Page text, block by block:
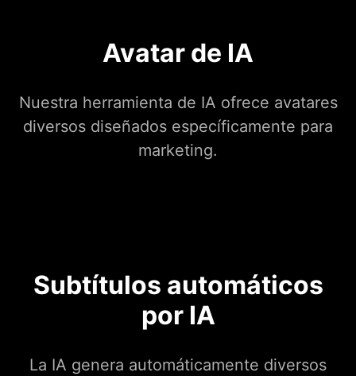
Avatar de IA
Nuestra herramienta de IA ofrece avatares
diversos diseñados específicamente para
marketing.
Subtítulos automáticos
por IA
La IA genera automáticamente diversos